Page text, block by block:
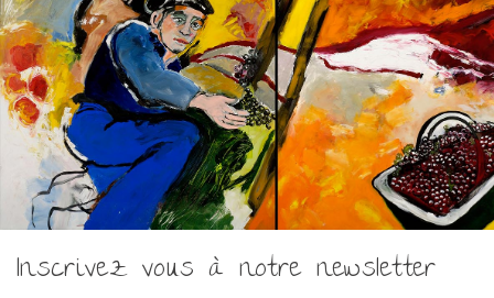
Inscrivez vous à notre newsletter